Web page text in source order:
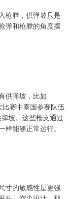
枪膛，供弹坡只是
弹和枪膛的角度摆
供弹坡，比如
赛中泰国参赛队伍
坡。这些枪支通过
能够正常运行。
寸的敏感性是更强